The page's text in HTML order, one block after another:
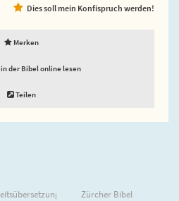
Dies soll mein Konfispruch werden!
Merken
in der Bibel online lesen
Teilen
Zürcher Bibel